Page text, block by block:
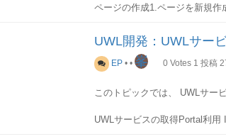
ポータルロールの構成要素はお
ページ:
社内やインターネットのコン
特定の活動分野に属するタス
ページの作成1.ページを新規作
2.ページの属性を入力
ページの名前、IDなどの属性を
3.ページのテンプレートを選択
例では「WebDynpro Proxy
4.ページのレイアウトを選択
UWL開発：UWLサー
EP ••峯 0 Votes 1 投稿
このトピックでは、 UWLサー
UWLサービスの取得Portal利